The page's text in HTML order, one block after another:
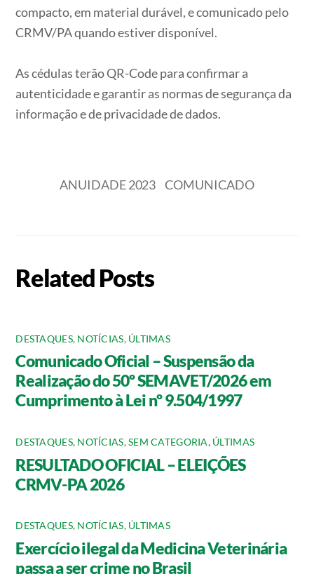
compacto, em material durável, e comunicado pelo
CRMV/PA quando estiver disponível.
As cédulas terão QR-Code para confirmar a
autenticidade e garantir as normas de segurança da
informação e de privacidade de dados.
ANUIDADE 2023 COMUNICADO
Related Posts
DESTAQUES, NOTÍCIAS, ÚLTIMAS
Comunicado Oficial – Suspensão da
Realização do 50º SEMAVET/2026 em
Cumprimento à Lei nº 9.504/1997
DESTAQUES, NOTÍCIAS,SEM CATEGORIA, ÚLTIMAS
RESULTADO OFICIAL – ELEIÇÕES
CRMV-PA 2026
DESTAQUES, NOTÍCIAS, ÚLTIMAS
Exercício ilegal da Medicina Veterinária
passa a ser crime no Brasil